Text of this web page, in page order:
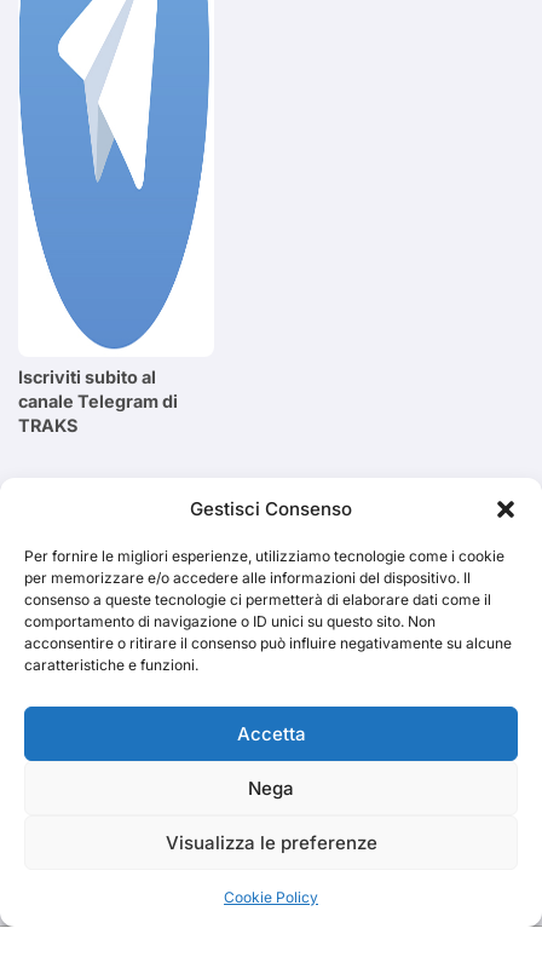
Gestisci Consenso
Per fornire le migliori esperienze, utilizziamo tecnologie come i cookie
per memorizzare e/o accedere alle informazioni del dispositivo. Il
consenso a queste tecnologie ci permetterà di elaborare dati come il
comportamento di navigazione o ID unici su questo sito. Non
acconsentire o ritirare il consenso può influire negativamente su alcune
caratteristiche e funzioni.
Accetta
Nega
Visualizza le preferenze
Cookie Policy
Iscriviti subito al
canale Telegram di
TRAKS
Cerca
TRAKS
Dal 2014 musica indipendente ed emergente